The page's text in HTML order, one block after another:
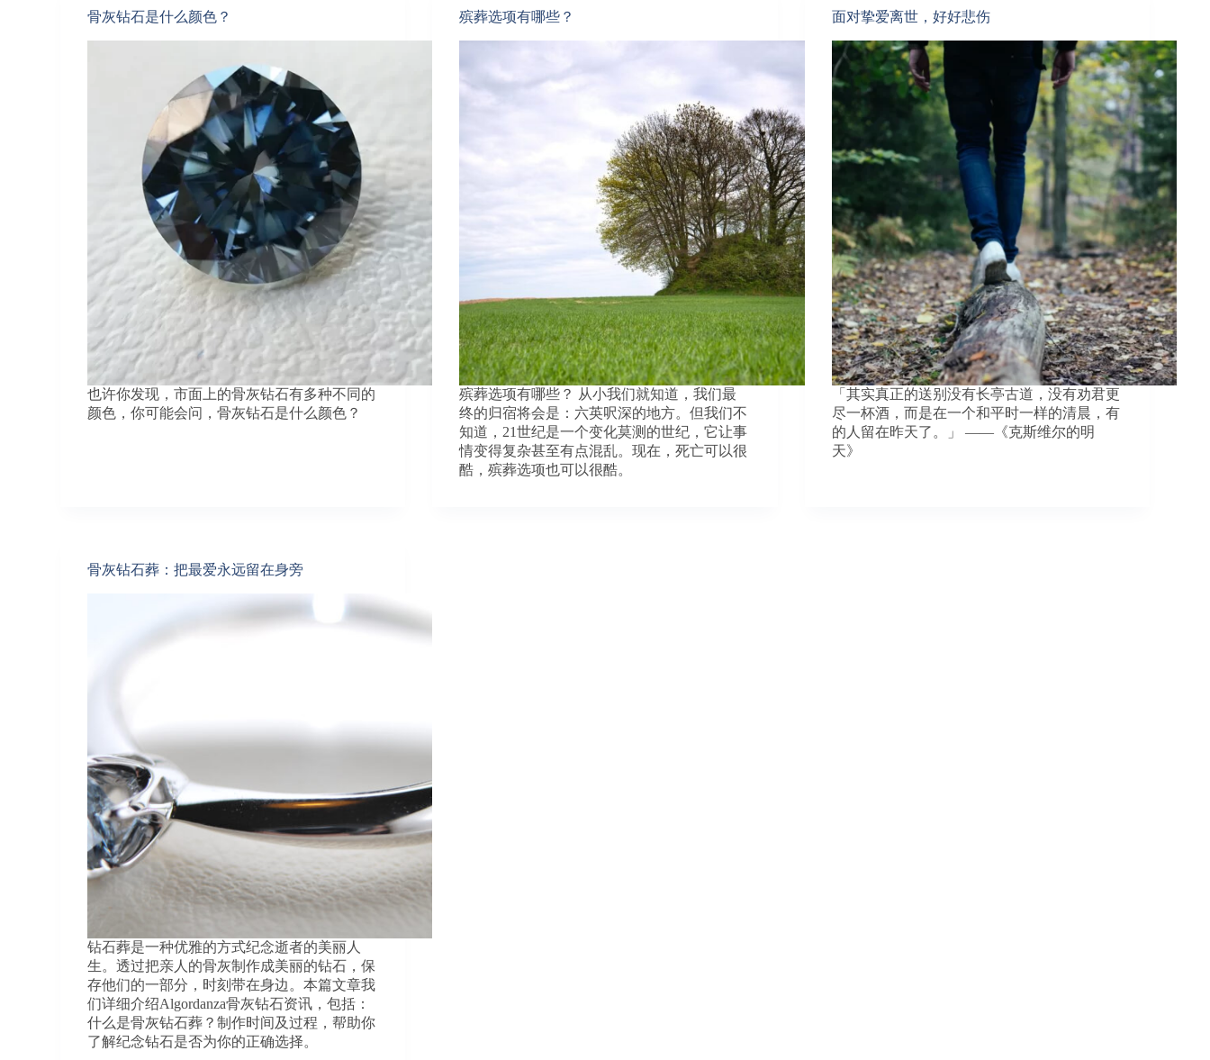
骨灰钻石是什么颜色？
也许你发现，市面上的骨灰钻石有多种不同的
颜色，你可能会问，骨灰钻石是什么颜色？
殡葬选项有哪些？
殡葬选项有哪些？ 从小我们就知道，我们最
终的归宿将会是：六英呎深的地方。但我们不
知道，21世纪是一个变化莫测的世纪，它让事
情变得复杂甚至有点混乱。现在，死亡可以很
酷，殡葬选项也可以很酷。
面对挚爱离世，好好悲伤
「其实真正的送别没有长亭古道，没有劝君更
尽一杯酒，而是在一个和平时一样的清晨，有
的人留在昨天了。」 ——《克斯维尔的明
天》
骨灰钻石葬：把最爱永远留在身旁
钻石葬是一种优雅的方式纪念逝者的美丽人
生。透过把亲人的骨灰制作成美丽的钻石，保
存他们的一部分，时刻带在身边。本篇文章我
们详细介绍Algordanza骨灰钻石资讯，包括：
什么是骨灰钻石葬？制作时间及过程，帮助你
了解纪念钻石是否为你的正确选择。